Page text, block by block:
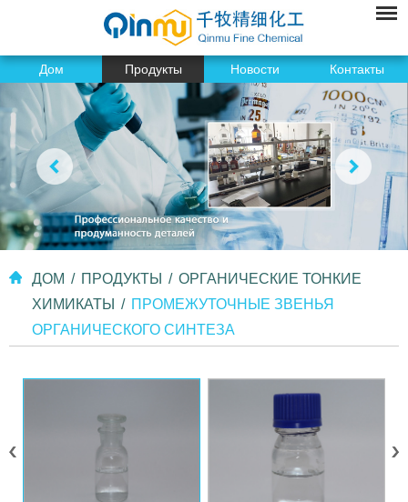
Дом Продукты Новости Контакты
ДОМ / ПРОДУКТЫ / ОРГАНИЧЕСКИЕ ТОНКИЕ
ХИМИКАТЫ
/ ПРОМЕЖУТОЧНЫЕ ЗВЕНЬЯ
ОРГАНИЧЕСКОГО СИНТЕЗА